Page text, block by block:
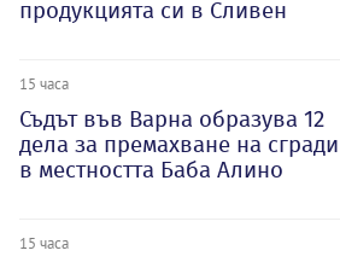
продукцията си в Сливен
15 часа
Съдът във Варна образува 12
дела за премахване на сгради
в местността Баба Алино
15 часа